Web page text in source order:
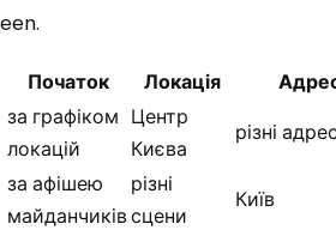
Початок Локація
за графіком
локацій
Центр
Києва
різні
за афішею
майданчиків
різні
сцени
Київ